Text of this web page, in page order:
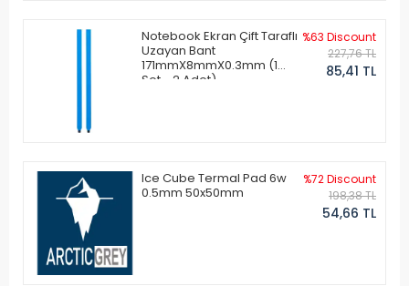
Notebook Ekran Çift Taraflı
Uzayan Bant
171mmX8mmX0.3mm (1
Set - 2 Adet)
%63 Discount
227,76 TL
85,41 TL
Ice Cube Termal Pad 6w
0.5mm 50x50mm
%72 Discount
198,38 TL
54,66 TL